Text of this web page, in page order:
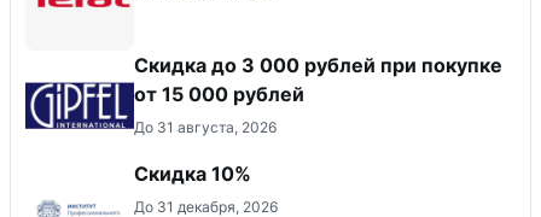
Скидка до 3 000 рублей при покупке
от 15 000 рублей
До 31 августа, 2026
Скидка 10%
До 31 декабря, 2026